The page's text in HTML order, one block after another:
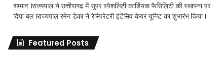
सम्मान lराज्यपाल ने छत्तीसगढ़ में सुपर स्पेशलिटी कार्डियक फैसिलिटी की स्थापना पर
दिया बल lराज्यपाल रमेन डेका ने रेस्पिरेटरी इंटेंसिव केयर यूनिट का शुभारंभ किया l
Featured Posts